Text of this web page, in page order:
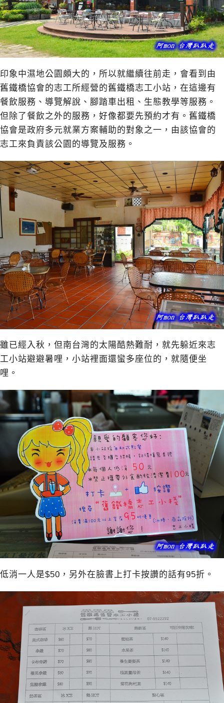
印象中濕地公園頗大的，所以就繼續往前走，會看到由
舊鐵橋協會的志工所經營的舊鐵橋志工小站，在這邊有
餐飲服務、導覽解說、腳踏車出租、生態教學等服務。
但除了餐飲之外的服務，好像都要先預約才有。舊鐵橋
協會是政府多元就業方案輔助的對象之一，由該協會的
志工來負責該公園的導覽及服務。
雖已經入秋，但南台灣的太陽酷熱難耐，就先躲近來志
工小站避避暑哩，小站裡面還蠻多座位的，就隨便坐
哩。
低消一人是$50，另外在臉書上打卡按讚的話有95折。